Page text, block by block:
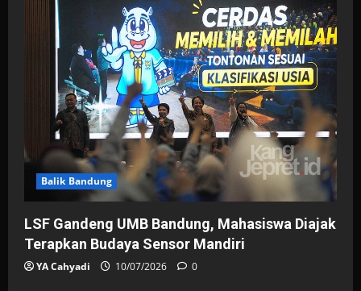
Balik Bandung
LSF Gandeng UMB Bandung, Mahasiswa Diajak
Terapkan Budaya Sensor Mandiri
YA Cahyadi 10/07/2026 0